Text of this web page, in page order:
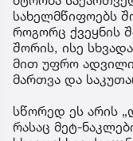
სახელმწიფოებს
როგორც ქვეყნის
შორის, ისე
მით უფრო
მართვა და
სწორედ ეს არის
რასაც მეტ-